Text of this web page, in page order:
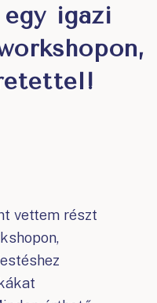
igazi
vettem részt